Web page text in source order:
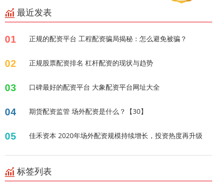
最近发表
01 正规的配资平台 工程配资骗局揭秘：怎么避免被骗？
02 正规股票配资排名 杠杆配资的现状与趋势
03 口碑最好的配资平台 大象配资平台网址大全
04 期货配资监管 场外配资是什么？【30】
05 佳禾资本 2020年场外配资规模持续增长，投资热度再升级
标签列表